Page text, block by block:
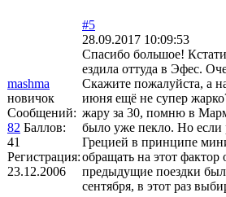
mashma
новичок
Сообщений:
82 Баллов:
41
Регистрация:
23.12.2006
#5
28.09.2017 10:09:53
Спасибо большое!
ездила оттуда в Эфес.
Скажите пожалуйста, а
июня ещё не супер
жару за 30, помню в
было уже пекло. Но если
Грецией в принципе
обращать на этот
предыдущие поездки
сентября, в этот раз